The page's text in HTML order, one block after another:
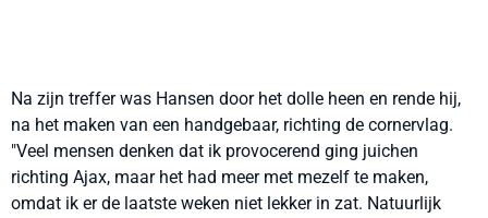
Na zijn treffer was Hansen door het dolle heen en rende hij,
na het maken van een handgebaar, richting de cornervlag.
"Veel mensen denken dat ik provocerend ging juichen
richting Ajax, maar het had meer met mezelf te maken,
omdat ik er de laatste weken niet lekker in zat. Natuurlijk